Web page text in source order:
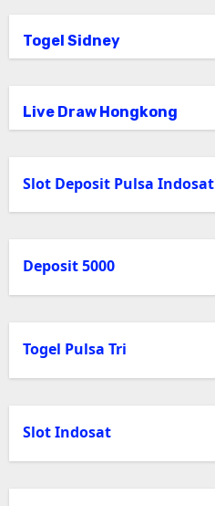
Togel Sidney
Live Draw Hongkong
Slot Deposit Pulsa Indosat
Deposit 5000
Togel Pulsa Tri
Slot Indosat